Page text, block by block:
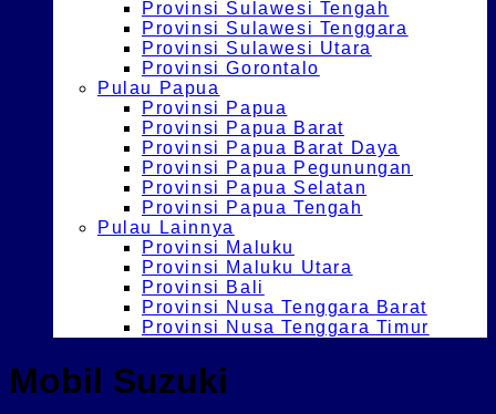
Provinsi Sulawesi Tengah
Provinsi Sulawesi Tenggara
Provinsi Sulawesi Utara
Provinsi Gorontalo
Pulau Papua
Provinsi Papua
Provinsi Papua Barat
Provinsi Papua Barat Daya
Provinsi Papua Pegunungan
Provinsi Papua Selatan
Provinsi Papua Tengah
Pulau Lainnya
Provinsi Maluku
Provinsi Maluku Utara
Provinsi Bali
Provinsi Nusa Tenggara Barat
Provinsi Nusa Tenggara Timur
Mobil Suzuki